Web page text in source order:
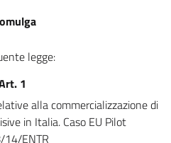
legge:
1
alla commercializzazione di
in Italia. Caso EU Pilot
ENTR